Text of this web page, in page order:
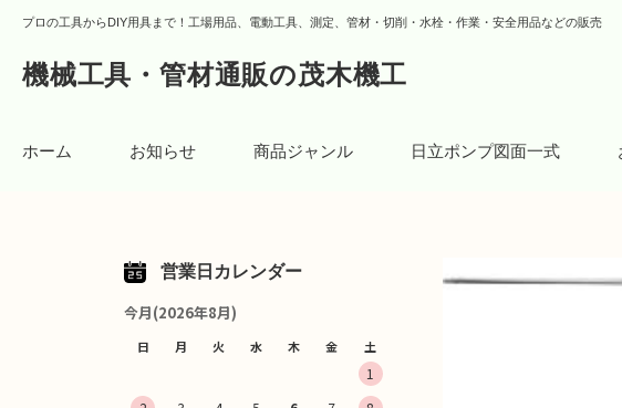
プロの工具からDIY用具まで！工場用品、電動工具、測定、管材・切削・水栓・作業・安全用品などの販売
機械工具・管材通販の茂木機工
ホーム お知らせ 商品ジャンル 日立ポンプ図面一式
営業日カレンダー
今月(2026年8月)
日 月 火 水 木 金 土
1